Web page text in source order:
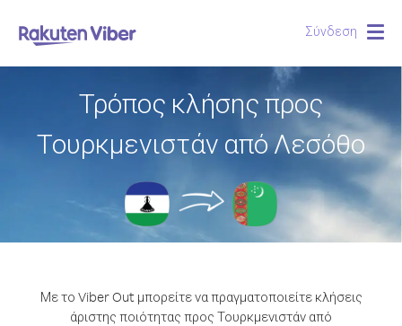
Σύνδεση
Τρόπος κλήσης προς
Τουρκμενιστάν από Λεσόθο
Με το Viber Out μπορείτε να πραγματοποιείτε κλήσεις
άριστης ποιότητας προς Τουρκμενιστάν από